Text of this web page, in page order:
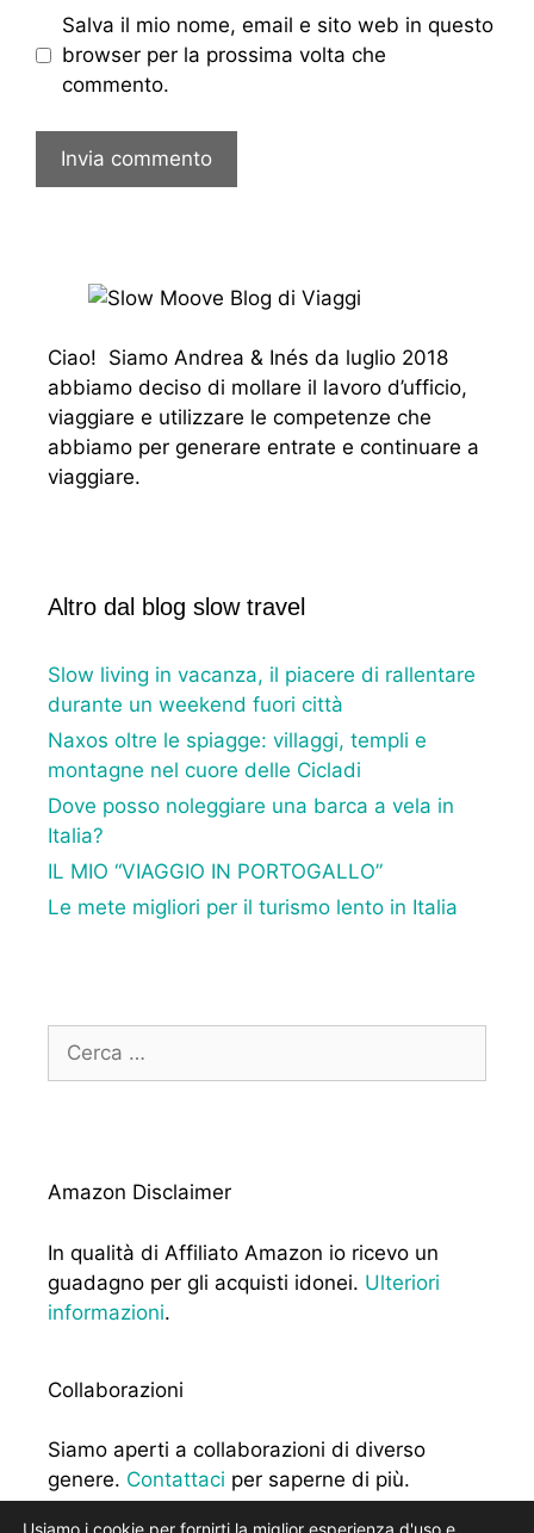
Salva il mio nome, email e sito web in questo
browser per la prossima volta che
commento.
Ciao! Siamo Andrea & Inés da luglio 2018
abbiamo deciso di mollare il lavoro d’ufficio,
viaggiare e utilizzare le competenze che
abbiamo per generare entrate e continuare a
viaggiare.
Altro dal blog slow travel
Slow living in vacanza, il piacere di rallentare
durante un weekend fuori città
Naxos oltre le spiagge: villaggi, templi e
montagne nel cuore delle Cicladi
Dove posso noleggiare una barca a vela in
Italia?
IL MIO “VIAGGIO IN PORTOGALLO”
Le mete migliori per il turismo lento in Italia
Ricerca
Amazon Disclaimer
In qualità di Affiliato Amazon io ricevo un
guadagno per gli acquisti idonei. Ulteriori
informazioni.
Collaborazioni
Siamo aperti a collaborazioni di diverso
genere. Contattaci per saperne di più.
Usiamo i cookie per fornirti la miglior esperienza d'uso e